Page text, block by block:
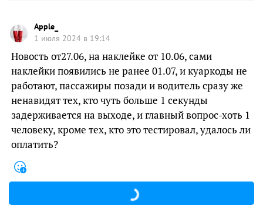
Apple_
1 июля 2024 в 19:14
Новость от27.06, на наклейке от 10.06, сами
наклейки появились не ранее 01.07, и куаркоды не
работают, пассажиры позади и водитель сразу же
ненавидят тех, кто чуть больше 1 секунды
задерживается на выходе, и главный вопрос-хоть 1
человеку, кроме тех, кто это тестировал, удалось ли
оплатить?